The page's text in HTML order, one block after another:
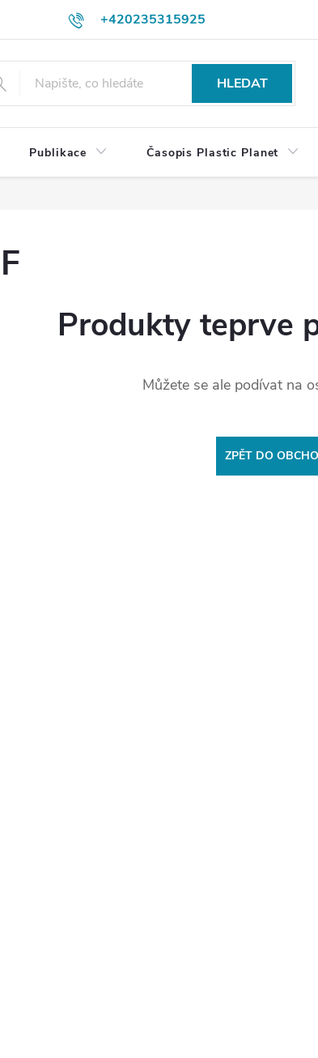
+420235315925
shop@plasticplanet.cz
a platební podmínky Podmínky vrácení peněz
HLEDAT
Publikace Časopis Plastic Planet
Produkty teprve
Můžete se ale podívat na
ZPĚT DO